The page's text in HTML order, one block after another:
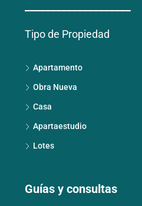
Tipo de Propiedad
Apartamento
Obra Nueva
Casa
Apartaestudio
Lotes
Guías y consultas